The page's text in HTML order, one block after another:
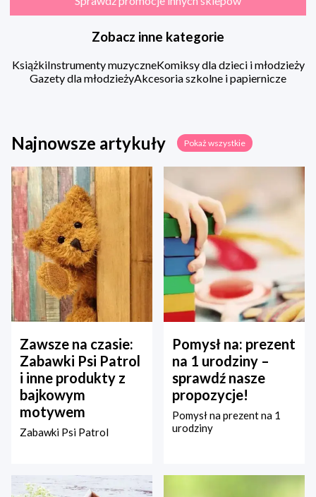
Zobacz inne kategorie
KsiążkiInstrumenty muzyczneKomiksy dla dzieci i młodzieży
Gazety dla młodzieżyAkcesoria szkolne i papiernicze
Najnowsze artykuły Pokaż wszystkie
Zawsze na czasie:
Zabawki Psi Patrol
i inne produkty z
bajkowym
motywem
Zabawki Psi Patrol
Pomysł na: prezent
na 1 urodziny –
sprawdź nasze
propozycje!
Pomysł na prezent na 1
urodziny